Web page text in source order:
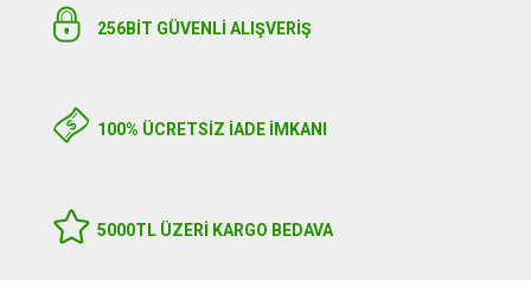
256BIT GÜVENLİ ALIŞVERİŞ
100% ÜCRETSİZ İADE İMKANI
5000TL ÜZERI KARGO BEDAVA